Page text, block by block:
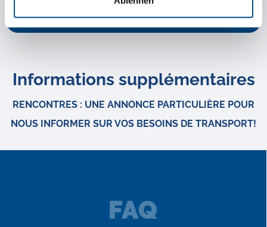
CRÉER UN CONTACT
Informations supplémentaires
RENCONTRES : UNE ANNONCE PARTICULIÈRE POUR
NOUS INFORMER SUR VOS BESOINS DE TRANSPORT!